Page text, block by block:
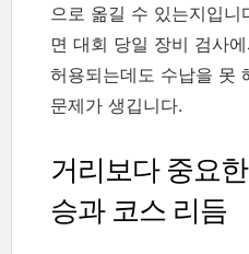
으로 옮길 수 있는지입
면 대회 당일 장비 검사
허용되는데도 수납을 못
문제가 생깁니다.
거리보다 중요
승과 코스 리듬